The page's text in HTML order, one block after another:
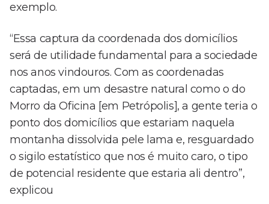
exemplo.
“Essa captura da coordenada dos domicílios
será de utilidade fundamental para a sociedade
nos anos vindouros. Com as coordenadas
captadas, em um desastre natural como o do
Morro da Oficina [em Petrópolis], a gente teria o
ponto dos domicílios que estariam naquela
montanha dissolvida pele lama e, resguardado
o sigilo estatístico que nos é muito caro, o tipo
de potencial residente que estaria ali dentro”,
explicou